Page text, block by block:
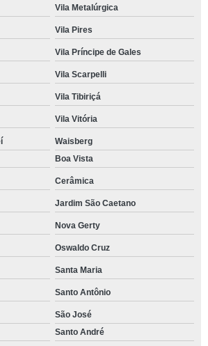
Vila Metalúrgica
Vila Pires
Vila Príncipe de Gales
Vila Scarpelli
Vila Tibiriçá
Vila Vitória
Waisberg
Boa Vista
Cerâmica
Jardim São Caetano
Nova Gerty
Oswaldo Cruz
Santa Maria
Santo Antônio
São José
Santo André